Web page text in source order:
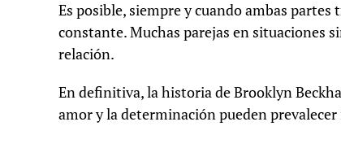
Es posible, siempre y cuando ambas
constante. Muchas parejas en situaciones
relación.
En definitiva, la historia de Brooklyn
amor y la determinación pueden